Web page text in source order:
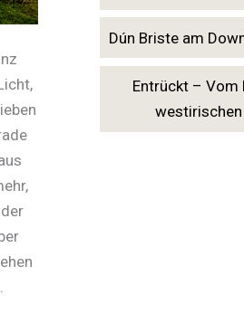
Dún Briste am
Entrückt – Vom